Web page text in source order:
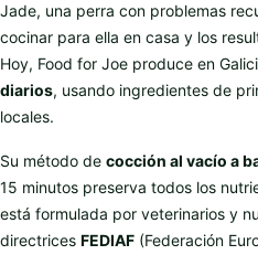
Jade, una perra con problemas
cocinar para ella en casa y los
Hoy, Food for Joe produce en
diarios, usando ingredientes de
locales.
Su método de cocción al vacío a
15 minutos preserva todos los
está formulada por veterinarios y
directrices FEDIAF (Federación